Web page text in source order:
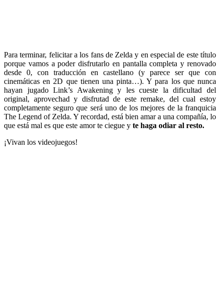
Para terminar, felicitar a los fans de Zelda y en especial de este título
porque vamos a poder disfrutarlo en pantalla completa y renovado
desde 0, con traducción en castellano (y parece ser que con
cinemáticas en 2D que tienen una pinta…). Y para los que nunca
hayan jugado Link’s Awakening y les cueste la dificultad del
original, aprovechad y disfrutad de este remake, del cual estoy
completamente seguro que será uno de los mejores de la franquicia
The Legend of Zelda. Y recordad, está bien amar a una compañía, lo
que está mal es que este amor te ciegue y te haga odiar al resto.
¡Vivan los videojuegos!